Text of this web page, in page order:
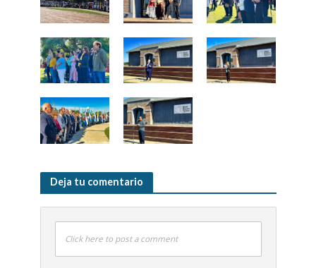
Deja tu comentario
Click here to post a comment